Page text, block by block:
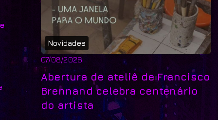
Novidades
07/08/2026
Abertura de ateliê de Francisco
Brennand celebra centenário
do artista